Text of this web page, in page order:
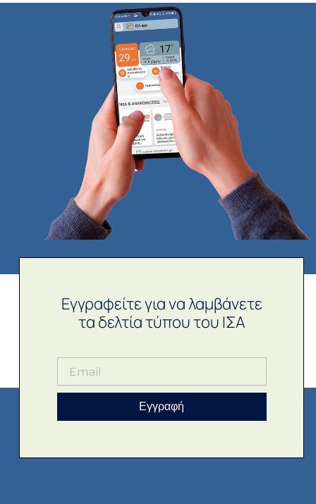
Εγγραφείτε για να λαμβάνετε
τα δελτία τύπου του ΙΣΑ
Εγγραφή